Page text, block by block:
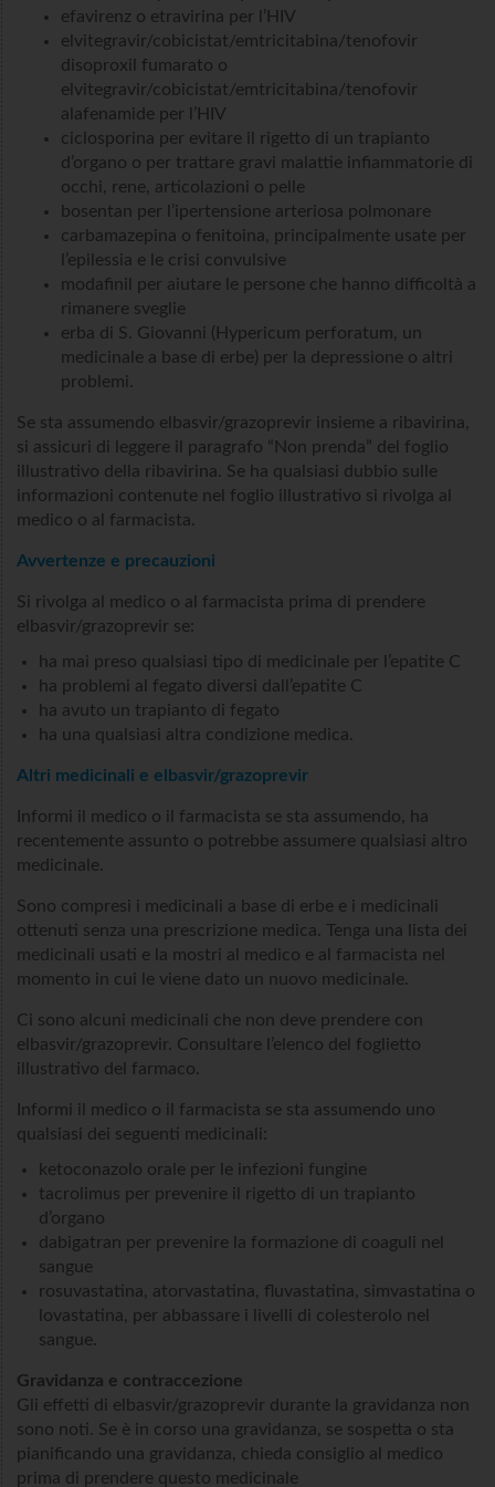
efavirenz o etravirina per l’HIV
elvitegravir/cobicistat/emtricitabina/tenofovir
disoproxil fumarato o
elvitegravir/cobicistat/emtricitabina/tenofovir
alafenamide per l’HIV
ciclosporina per evitare il rigetto di un trapianto
d’organo o per trattare gravi malattie infiammatorie di
occhi, rene, articolazioni o pelle
bosentan per l’ipertensione arteriosa polmonare
carbamazepina o fenitoina, principalmente usate per
l’epilessia e le crisi convulsive
modafinil per aiutare le persone che hanno difficoltà a
rimanere sveglie
erba di S. Giovanni (Hypericum perforatum, un
medicinale a base di erbe) per la depressione o altri
problemi.
Se sta assumendo elbasvir/grazoprevir insieme a ribavirina,
si assicuri di leggere il paragrafo “Non prenda” del foglio
illustrativo della ribavirina. Se ha qualsiasi dubbio sulle
informazioni contenute nel foglio illustrativo si rivolga al
medico o al farmacista.
Avvertenze e precauzioni
Si rivolga al medico o al farmacista prima di prendere
elbasvir/grazoprevir se:
ha mai preso qualsiasi tipo di medicinale per l’epatite C
ha problemi al fegato diversi dall’epatite C
ha avuto un trapianto di fegato
ha una qualsiasi altra condizione medica.
Altri medicinali e elbasvir/grazoprevir
Informi il medico o il farmacista se sta assumendo, ha
recentemente assunto o potrebbe assumere qualsiasi altro
medicinale.
Sono compresi i medicinali a base di erbe e i medicinali
ottenuti senza una prescrizione medica. Tenga una lista dei
medicinali usati e la mostri al medico e al farmacista nel
momento in cui le viene dato un nuovo medicinale.
Ci sono alcuni medicinali che non deve prendere con
elbasvir/grazoprevir. Consultare l’elenco del foglietto
illustrativo del farmaco.
Informi il medico o il farmacista se sta assumendo uno
qualsiasi dei seguenti medicinali:
ketoconazolo orale per le infezioni fungine
tacrolimus per prevenire il rigetto di un trapianto
d’organo
dabigatran per prevenire la formazione di coaguli nel
sangue
rosuvastatina, atorvastatina, fluvastatina, simvastatina o
lovastatina, per abbassare i livelli di colesterolo nel
sangue.
Gravidanza e contraccezione
Gli effetti di elbasvir/grazoprevir durante la gravidanza non
sono noti. Se è in corso una gravidanza, se sospetta o sta
pianificando una gravidanza, chieda consiglio al medico
prima di prendere questo medicinale